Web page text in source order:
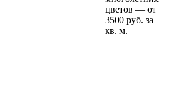
цветов — от
3500 руб. за
кв. м.